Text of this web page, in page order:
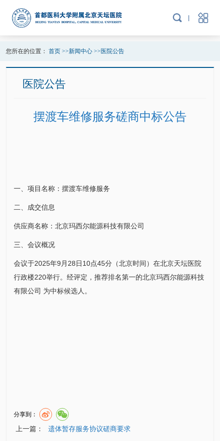
您所在的位置： 首页>>新闻中心>>医院公告
医院公告
摆渡车维修服务磋商中标公告
一、项目名称：摆渡车维修服务
二、成交信息
供应商名称：北京玛西尔能源科技有限公司
三、会议概况
会议于2025年9月28日10点45分（北京时间）在北京天坛医院
行政楼220举行。经评定，推荐排名第一的北京玛西尔能源科技
有限公司 为中标候选人。
分享到：
上一篇： 遗体暂存服务协议磋商要求